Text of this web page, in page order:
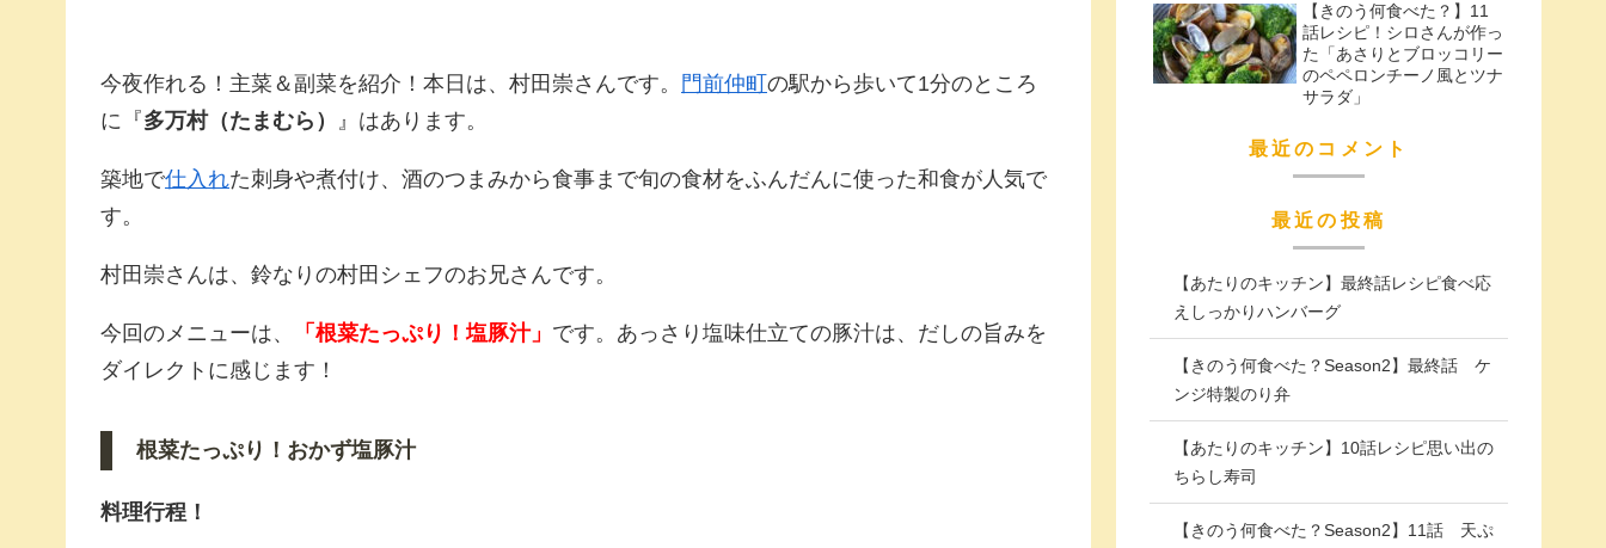
今夜作れる！主菜＆副菜を紹介！本日は、村田崇さんです。 門前仲町 の駅から歩いて1分のところ
に『多万村（たまむら） 』はあります。
築地で仕入れた刺身や煮付け、酒のつまみから食事まで旬の食材をふんだんに使った和食が人気で
す。
村田崇さんは、鈴なりの村田シェフのお兄さんです。
今回のメニューは、 「根菜たっぷり！塩豚汁」 です。あっさり塩味仕立ての豚汁は、だしの旨みを
ダイレクトに感じます！
根菜たっぷり！おかず塩豚汁
料理行程！
【きのう何食べた？】11
話レシピ！シロさんが作っ
た「あさりとブロッコリー
のペペロンチーノ風とツナ
サラダ」
最近のコメント
最近の投稿
【あたりのキッチン】最終話レシピ食べ応
えしっかりハンバーグ
【きのう何食べた？Season2】最終話 ケ
ンジ特製のり弁
【あたりのキッチン】10話レシピ思い出の
ちらし寿司
【きのう何食べた？Season2】11話 天ぷ